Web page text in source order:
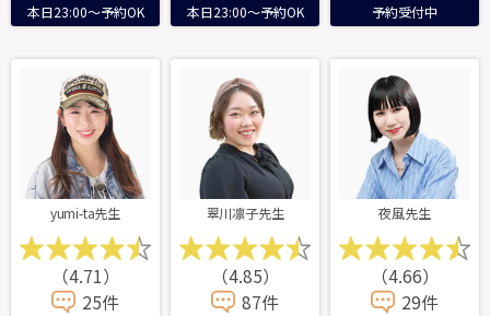
本日23:00～予約OK 本日23:00～予約OK 予約受付中
yumi-ta先生
（4.71）
25件
翠川凛子先生
（4.85）
87件
夜風先生
（4.66）
29件